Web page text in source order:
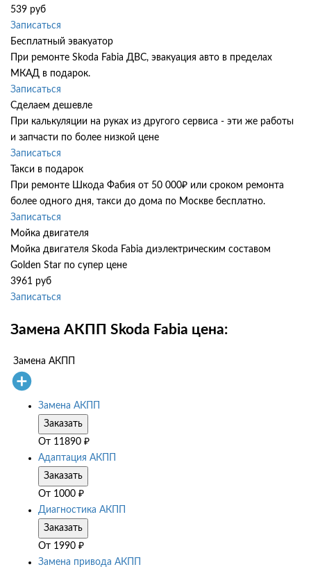
539 руб
Записаться
Бесплатный эвакуатор
При ремонте Skoda Fabia ДВС, эвакуация авто в пределах
МКАД в подарок.
Записаться
Сделаем дешевле
При калькуляции на руках из другого сервиса - эти же работы
и запчасти по более низкой цене
Записаться
Такси в подарок
При ремонте Шкода Фабия от 50 000₽ или сроком ремонта
более одного дня, такси до дома по Москве бесплатно.
Записаться
Мойка двигателя
Мойка двигателя Skoda Fabia диэлектрическим составом
Golden Star по супер цене
3961 руб
Записаться
Замена АКПП Skoda Fabia цена:
Замена АКПП
Замена АКПП
Заказать
От 11890 ₽
Адаптация АКПП
Заказать
От 1000 ₽
Диагностика АКПП
Заказать
От 1990 ₽
Замена привода АКПП